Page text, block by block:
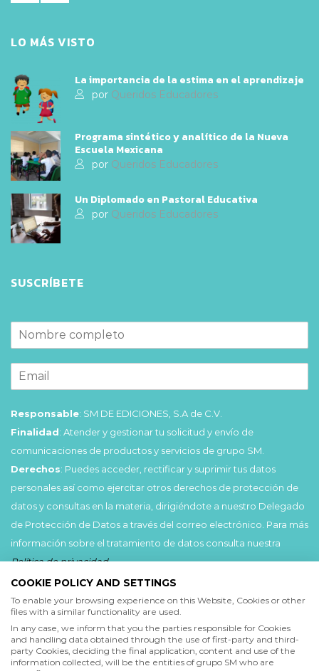
LO MÁS VISTO
La importancia de la estima en el aprendizaje
por Queridos Educadores
Programa sintético y analítico de la Nueva
Escuela Mexicana
por Queridos Educadores
Un Diplomado en Pastoral Educativa
por Queridos Educadores
SUSCRÍBETE
Responsable: SM DE EDICIONES, S.A de C.V.
Finalidad: Atender y gestionar tu solicitud y envío de
comunicaciones de productos y servicios de grupo SM.
Derechos: Puedes acceder, rectificar y suprimir tus datos
personales así como ejercitar otros derechos de protección de
datos y consultas en la materia, dirigiéndote a nuestro Delegado
de Protección de Datos a través del correo electrónico. Para más
información sobre el tratamiento de datos consulta nuestra
Política de privacidad.
He leído y acepto lasCondiciones de uso
Política de privacidad
Acepto
COOKIE POLICY AND SETTINGS
To enable your browsing experience on this Website, Cookies or other
files with a similar functionality are used.
In any case, we inform that you the parties responsible for Cookies
and handling data obtained through the use of first-party and third-
party Cookies, deciding the final application, content and use of the
information collected, will be the entities of grupo SM who are